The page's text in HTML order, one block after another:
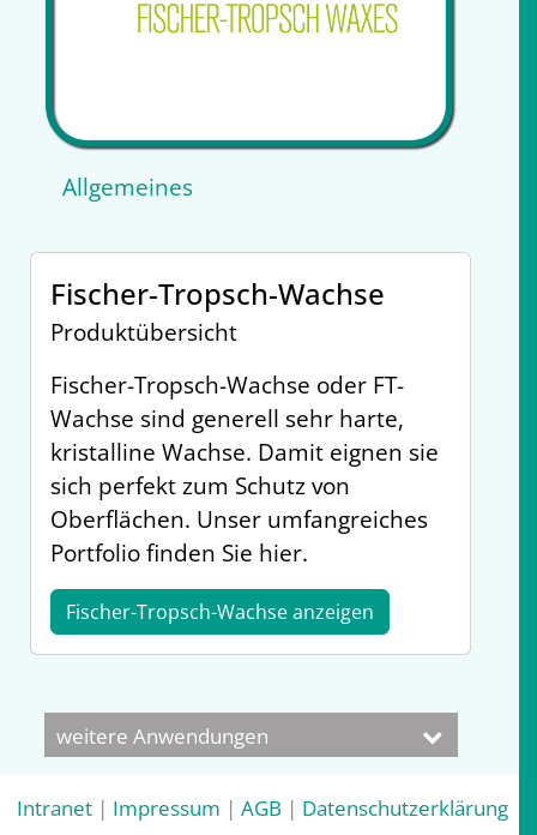
Allgemeines
Fischer-Tropsch-Wachse
Produktübersicht
Fischer-Tropsch-Wachse oder FT-
Wachse sind generell sehr harte,
kristalline Wachse. Damit eignen sie
sich perfekt zum Schutz von
Oberflächen. Unser umfangreiches
Portfolio finden Sie hier.
Fischer-Tropsch-Wachse anzeigen
weitere Anwendungen
Intranet | Impressum | AGB | Datenschutzerklärung